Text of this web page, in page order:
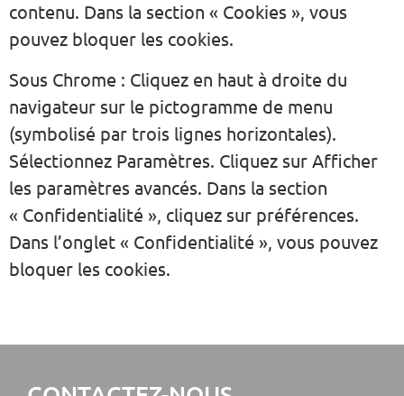
contenu. Dans la section « Cookies », vous
pouvez bloquer les cookies.
Sous Chrome : Cliquez en haut à droite du
navigateur sur le pictogramme de menu
(symbolisé par trois lignes horizontales).
Sélectionnez Paramètres. Cliquez sur Afficher
les paramètres avancés. Dans la section
« Confidentialité », cliquez sur préférences.
Dans l’onglet « Confidentialité », vous pouvez
bloquer les cookies.